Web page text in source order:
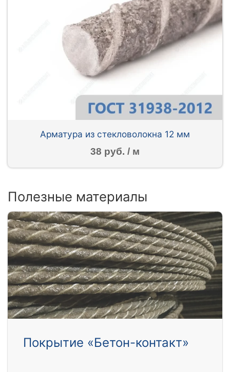
Арматура из стекловолокна 12 мм
38 руб. / м
Полезные материалы
Покрытие «Бетон-контакт»